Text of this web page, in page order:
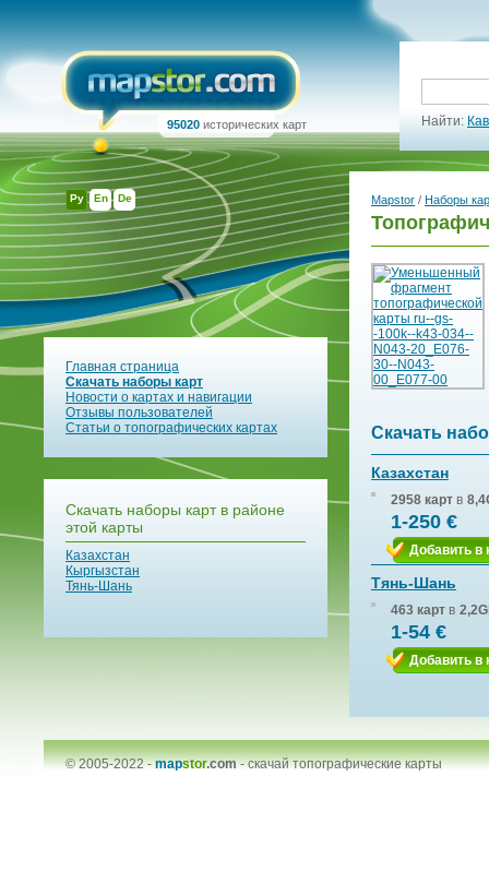
Ру En De
95020 исторических карт Найти:
Главная страница
Скачать наборы карт
Новости о картах и навигации
Отзывы пользователей
Статьи о топографических картах
Скачать наборы карт в районе
этой карты
Казахстан
Кыргызстан
Тянь-Шань
Mapstor / Наборы
Скачать
Казахстан
2958 карт в
1-250 €
Добавить в
Тянь-Шань
463 карт в
1-54 €
Добавить в
© 2005-2022 -mapstor.com-скачай топографические карты